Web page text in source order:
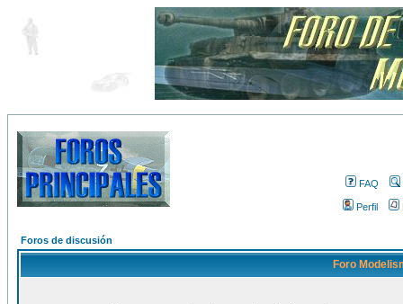
FAQ
Perfil
Foros de discusión
Foro